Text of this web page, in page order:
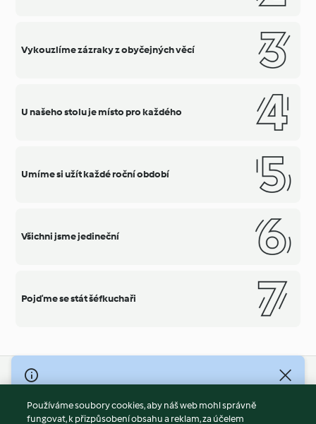
Vykouzlíme zázraky z obyčejných věcí
U našeho stolu je místo pro každého
Umíme si užít každé roční období
Všichni jsme jedineční
Pojďme se stát šéfkuchaři
© Copyright 2026
Podmínky užívání
Používáme soubory cookies, aby náš web mohl správně
fungovat, k přizpůsobení obsahu a reklam, za účelem